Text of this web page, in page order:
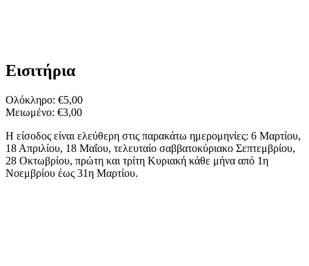
Εισιτήρια
Ολόκληρο: €5,00
Μειωμένο: €3,00
Η είσοδος είναι ελεύθερη στις παρακάτω ημερομηνίες: 6 Μαρτίου,
18 Απριλίου, 18 Μαΐου, τελευταίο σαββατοκύριακο Σεπτεμβρίου,
28 Οκτωβρίου, πρώτη και τρίτη Κυριακή κάθε μήνα από 1η
Νοεμβρίου έως 31η Μαρτίου.